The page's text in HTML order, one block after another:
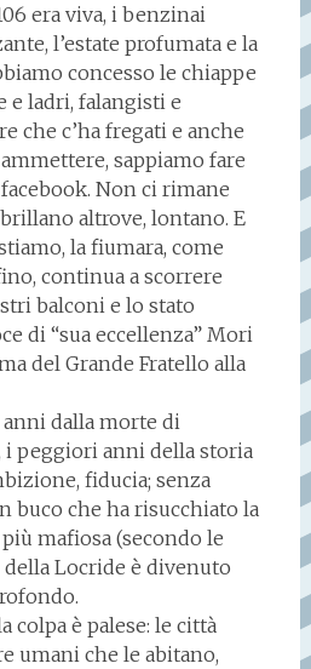
era viva, i benzinai
l’estate profumata e la
concesso le chiappe
e ladri, falangisti e
che c’ha fregati e anche
sappiamo fare
Non ci rimane
altrove, lontano. E
la fiumara, come
continua a scorrere
balconi e lo stato
di “sua eccellenza” Mori
del Grande Fratello alla
dalla morte di
i peggiori anni della storia
fiducia; senza
buco che ha risucchiato la
mafiosa (secondo le
Locride è divenuto
colpa è palese: le città
umani che le abitano,